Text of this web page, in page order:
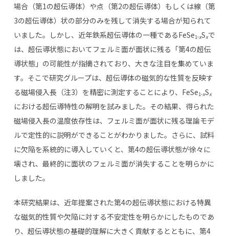
場合（第1の超伝導体）や点（第2の超伝導体）もしくは線（第
3の超伝導体）状の部分のみを残して消失する場合が知られて
いました。しかし、近年鉄系超伝導体の一種であるFeSe1-xSxで
は、超伝導状態においてフェルミ面が面状に残る「第4の超伝
導状態」の可能性が指摘されており、大きな注目を集めていま
す。そこで研究グループは、超伝導体の磁気的な性質を反映す
る磁場侵入長（注3）を精密に測定することにより、 FeSe1-xSx
における超伝導特性の解明を試みました。その結果、得られた
磁場侵入長の温度依存性は、フェルミ面が面状に残る理論モデ
ルで定性的に説明ができることがわかりました。さらに、試料
に欠陥を系統的に導入していくと、第4の超伝導状態が徐々に
壊され、最終的に面状のフェルミ面が消失することを明らかに
しました。
本研究結果は、近年提案された第4の超伝導状態における特異
な磁気的性質や欠陥に対する不安定性を明らかにしたものであ
り、超伝導状態の基礎的理解に大きく貢献するとともに、第4